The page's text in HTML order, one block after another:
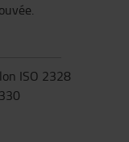
ISO 2328